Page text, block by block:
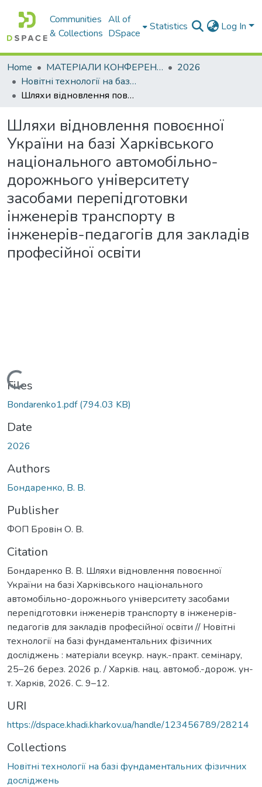
Communities
& Collections
All of
DSpace
Statistics Log In
Home МАТЕРІАЛИ КОНФЕРЕНЦІЙ
2026
Новітні технології на базі фундаментальних фізичних досліджень
Шляхи відновлення повоєнної України на базі Харківського національного автомобільно- дорожнього університету засобами перепідготовки інженерів транспорту в інженерів-педагогів для закладів професійної освіти
Шляхи відновлення повоєнної
України на базі Харківського
національного автомобільно-
дорожнього університету
засобами перепідготовки
інженерів транспорту в
інженерів-педагогів для закладів
професійної освіти
Loading...
Files
Bondarenko1.pdf(794.03 KB)
Date
2026
Authors
Бондаренко, В. В.
Publisher
ФОП Бровін О. В.
Citation
Бондаренко В. В. Шляхи відновлення повоєнної
України на базі Харківського національного
автомобільно-дорожнього університету засобами
перепідготовки інженерів транспорту в інженерів-
педагогів для закладів професійної освіти // Новітні
технології на базі фундаментальних фізичних
досліджень : матеріали всеукр. наук.-практ. семінару,
25–26 берез. 2026 р. / Харків. нац. автомоб.-дорож. ун-
т. Харкiв, 2026. С. 9–12.
URI
https://dspace.khadi.kharkov.ua/handle/123456789/28214
Collections
Новітні технології на базі фундаментальних фізичних
досліджень